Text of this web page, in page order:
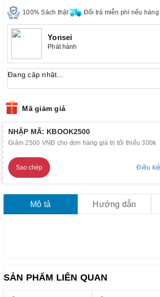
100% Sách thật Đổi trả miễn phí nếu hàng
Yonsei
Phát hành
Đang cập nhật...
Mã giảm giá
NHẬP MÃ: KBOOK2500
Giảm 2500 VNĐ cho đơn hàng giá trị tối thiểu 300k
Sao chép Điều
Mô tả Hướng dẫn
SẢN PHẨM LIÊN QUAN